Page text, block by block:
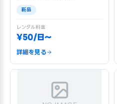
新品
レンタル料金
¥50/日〜
詳細を見る